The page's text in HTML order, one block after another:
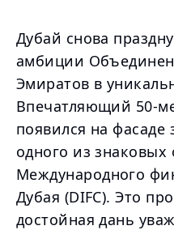
Дубай снова
амбиции
Эмиратов в
Впечатляющий 50-
появился на фасаде
одного из знаковых
Международного
Дубая (DIFC). Это
достойная дань